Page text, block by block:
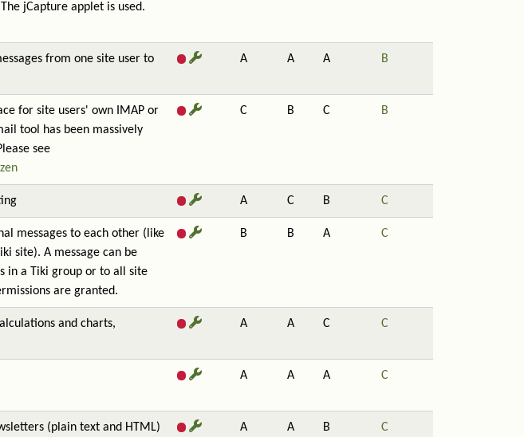
jCapture applet is used.
from one site user to
A A A B
for site users' own IMAP or
tool has been massively
see
C B C B
A C B C
messages to each other (like
site). A message can be
in a Tiki group or to all site
are granted.
B B A C
and charts,
A A C C
A A A C
(plain text and HTML) A A B C